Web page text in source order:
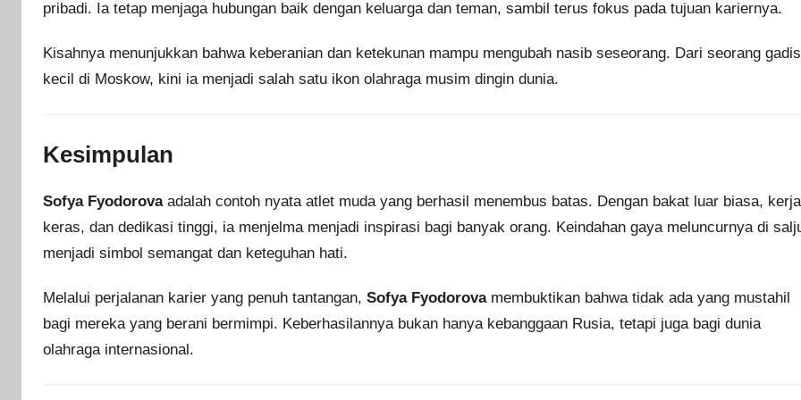
pribadi. Ia tetap menjaga hubungan baik dengan keluarga dan teman, sambil terus fokus pada tujuan kariernya.
Kisahnya menunjukkan bahwa keberanian dan ketekunan mampu mengubah nasib seseorang. Dari seorang gadis
kecil di Moskow, kini ia menjadi salah satu ikon olahraga musim dingin dunia.
Kesimpulan
Sofya Fyodorovaadalah contoh nyata atlet muda yang berhasil menembus batas. Dengan bakat luar biasa, kerja
keras, dan dedikasi tinggi, ia menjelma menjadi inspirasi bagi banyak orang. Keindahan gaya meluncurnya di
menjadi simbol semangat dan keteguhan hati.
Melalui perjalanan karier yang penuh tantangan, Sofya Fyodorovamembuktikan bahwa tidak ada yang mustahil
bagi mereka yang berani bermimpi. Keberhasilannya bukan hanya kebanggaan Rusia, tetapi juga bagi dunia
olahraga internasional.